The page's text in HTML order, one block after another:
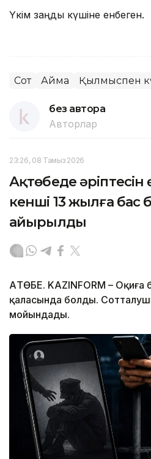
Үкім заңды күшіне енбеген.
Сот Аймақ Қылмыспен
без автора
Авторлар
23:26, 08 Тамыз 2026
Ақтөбеде әріптесін
кенші 13 жылға бас
айырылды
АҚТӨБЕ. KAZINFORM –
қаласында болды.
мойындады.